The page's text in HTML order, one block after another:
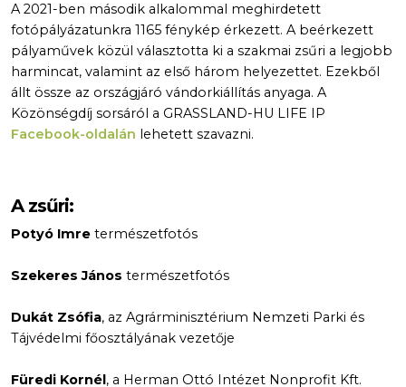
A 2021-ben második alkalommal meghirdetett
fotópályázatunkra 1165 fénykép érkezett. A beérkezett
pályaművek közül választotta ki a szakmai zsűri a legjobb
harmincat, valamint az első három helyezettet. Ezekből
állt össze az országjáró vándorkiállítás anyaga. A
Közönségdíj sorsáról a GRASSLAND-HU LIFE IP
Facebook-oldalán lehetett szavazni.
A zsűri:
Potyó Imre természetfotós
Szekeres János természetfotós
Dukát Zsófia, az Agrárminisztérium Nemzeti Parki és
Tájvédelmi főosztályának vezetője
Füredi Kornél , a Herman Ottó Intézet Nonprofit Kft.